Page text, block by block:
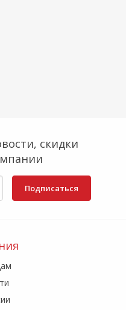
скидки
Подписаться